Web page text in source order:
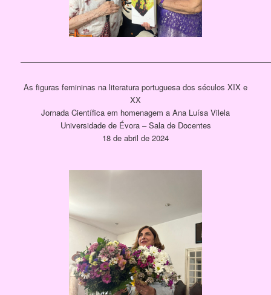
[SHOW PICTURE LIST]
As figuras femininas na literatura portuguesa dos séculos XIX e
XX
Jornada Científica em homenagem a Ana Luísa Vilela
Universidade de Évora – Sala de Docentes
18 de abril de 2024